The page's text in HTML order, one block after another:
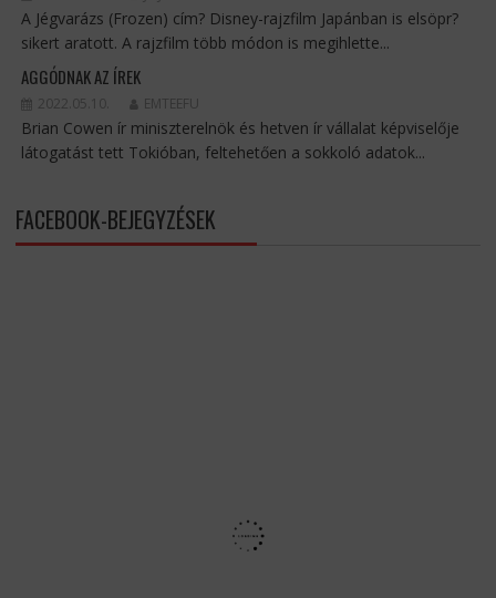
A Jégvarázs (Frozen) cím? Disney-rajzfilm Japánban is elsöpr?
sikert aratott. A rajzfilm több módon is megihlette...
AGGÓDNAK AZ ÍREK
2022.05.10. EMTEEFU
Brian Cowen ír miniszterelnök és hetven ír vállalat képviselője
látogatást tett Tokióban, feltehetően a sokkoló adatok...
FACEBOOK-BEJEGYZÉSEK